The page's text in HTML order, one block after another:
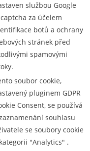
službou Google
za účelem
botů a ochrany
stránek před
spamovými
soubor cookie,
pluginem GDPR
Consent, se používá
souhlasu
se soubory cookie
"Analytics" .